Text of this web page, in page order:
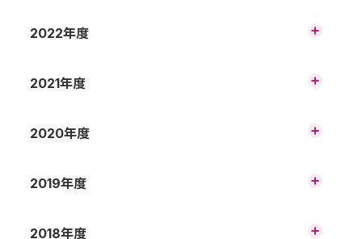
2025年3月期 第3四半期 財務諸表の概況
（非連結）
2025年3月期 第1四半期 財務諸表の概況
2024年3月期 財務諸表の概況（非連結）
2024年3月期 第3四半期 財務諸表の概況
（非連結）
2024年3月期 第1四半期 財務諸表の概況
2022年度
2023年3月期 財務諸表の概況（非連結）
2023年3月期 第3四半期 財務諸表の概況
（非連結）
2021年度
2022年3月期 財務諸表の概況（非連結）
2022年3月期 第3四半期 財務諸表の概況
2020年度
2021年3月期 財務諸表の概況（非連結）
2021年3月期 第3四半期 財務諸表の概況
2019年度
2020年3月期 財務諸表の概況（連結）
2018年度